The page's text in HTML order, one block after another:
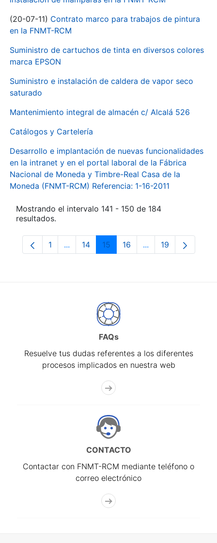
(20-07-11) Contrato marco para trabajos de pintura
en la FNMT-RCM
Suministro de cartuchos de tinta en diversos colores
marca EPSON
Suministro e instalación de caldera de vapor seco
saturado
Mantenimiento integral de almacén c/ Alcalá 526
Catálogos y Cartelería
Desarrollo e implantación de nuevas funcionalidades
en la intranet y en el portal laboral de la Fábrica
Nacional de Moneda y Timbre-Real Casa de la
Moneda (FNMT-RCM) Referencia: 1-16-2011
Mostrando el intervalo 141 - 150 de 184
resultados.
Página
1 ...Páginas intermedias Use TAB para
Página
14 Página
15 Página
16 ...PáginasPágina
19
FAQs
Resuelve tus dudas referentes a los diferentes
procesos implicados en nuestra web
CONTACTO
Contactar con FNMT-RCM mediante teléfono o
correo electrónico